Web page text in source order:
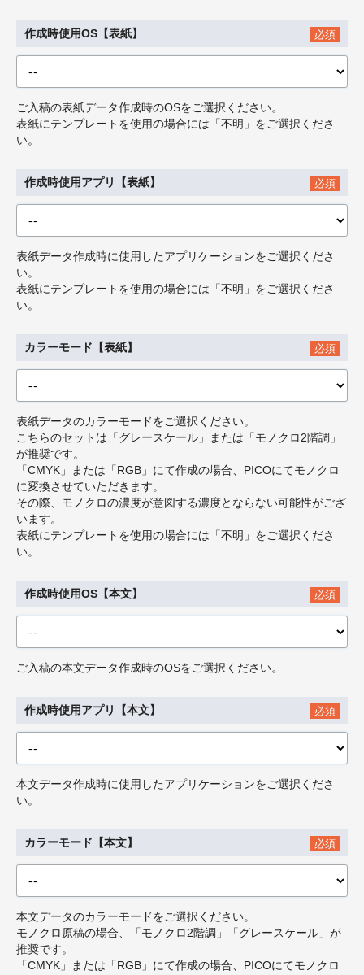
作成時使用OS【表紙】 必須
ご入稿の表紙データ作成時のOSをご選択ください。
表紙にテンプレートを使用の場合には「不明」をご選択くださ
い。
作成時使用アプリ【表紙】 必須
表紙データ作成時に使用したアプリケーションをご選択くださ
い。
表紙にテンプレートを使用の場合には「不明」をご選択くださ
い。
カラーモード【表紙】 必須
表紙データのカラーモードをご選択ください。
こちらのセットは「グレースケール」または「モノクロ2階調」
が推奨です。
「CMYK」または「RGB」にて作成の場合、PICOにてモノクロ
に変換させていただきます。
その際、モノクロの濃度が意図する濃度とならない可能性がござ
います。
表紙にテンプレートを使用の場合には「不明」をご選択くださ
い。
作成時使用OS【本文】 必須
ご入稿の本文データ作成時のOSをご選択ください。
作成時使用アプリ【本文】 必須
本文データ作成時に使用したアプリケーションをご選択くださ
い。
カラーモード【本文】 必須
本文データのカラーモードをご選択ください。
モノクロ原稿の場合、「モノクロ2階調」「グレースケール」が
推奨です。
「CMYK」または「RGB」にて作成の場合、PICOにてモノクロ